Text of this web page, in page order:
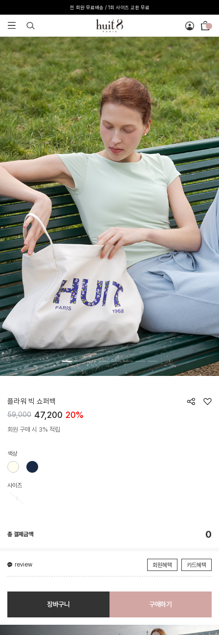
전 회원 무료배송 / 1회 사이즈 교환 무료
플라워 빅 쇼퍼백
59,000 47,200 20%
회원 구매 시 3% 적립
색상
사이즈
총 결제금액 0
review 회원혜택 카드혜택
장바구니 구매하기